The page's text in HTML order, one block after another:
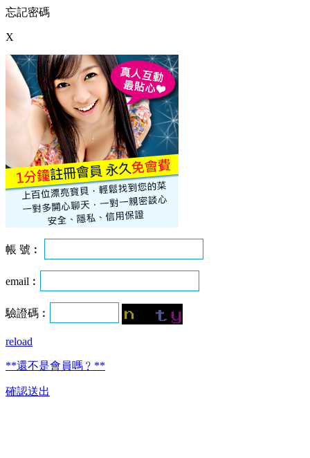
忘記密碼
X
帳 號︰
email︰
驗證碼︰
reload
**還不是會員嗎﹖**
確認送出